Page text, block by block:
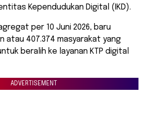
Kependudukan Digital (IKD).
per 10 Juni 2026, baru
atau 407.374 masyarakat yang
beralih ke layanan KTP digital
ADVERTISEMENT